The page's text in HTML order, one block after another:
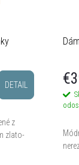
DETAIL
z
zlato-